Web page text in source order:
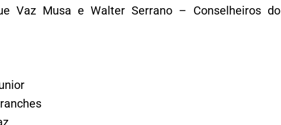
Vaz Musa e Walter Serrano – Conselheiros do